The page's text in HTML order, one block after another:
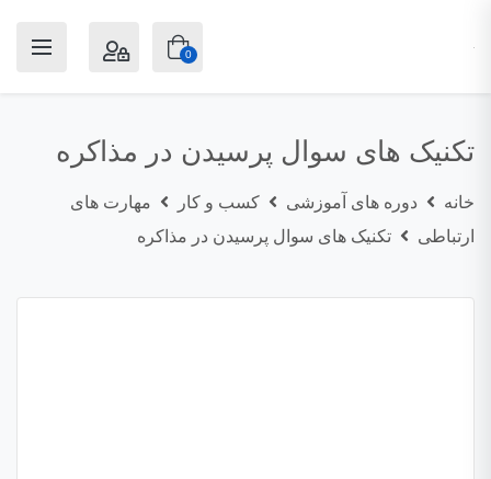
0
تکنیک های سوال پرسیدن در مذاکره
خانه دوره های آموزشی کسب و کار
مهارت های
ارتباطی
تکنیک های سوال پرسیدن در مذاکره